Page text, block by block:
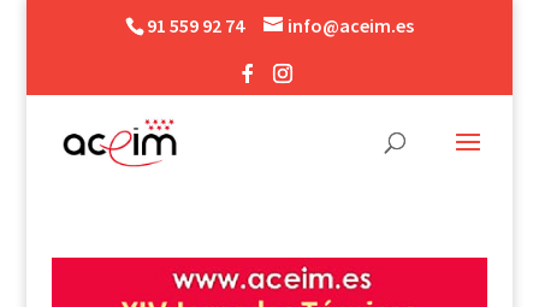
91 559 92 74 info@aceim.es